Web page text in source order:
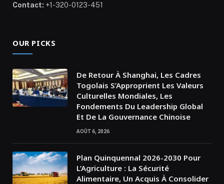
Contact: +1-320-0123-451
OUR PICKS
De Retour À Shanghai, Les Cadres
Togolais S’Approprient Les Valeurs
Culturelles Mondiales, Les
Fondements Du Leadership Global
Et De La Gouvernance Chinoise
AOÛT 6, 2026
Plan Quinquennal 2026-2030 Pour
L’Agriculture : La Sécurité
Alimentaire, Un Acquis À Consolider